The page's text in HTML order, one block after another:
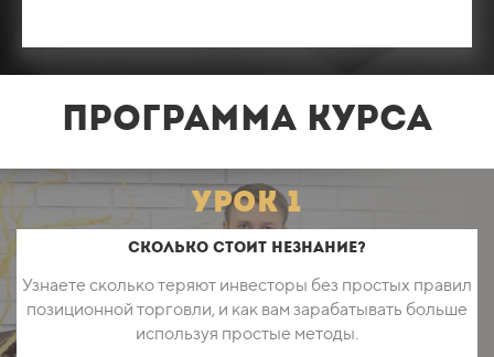
программа курса
урок 1
Сколько стоит незнание?
Узнаете сколько теряют инвесторы без простых правил
позиционной торговли, и как вам зарабатывать больше
используя простые методы.